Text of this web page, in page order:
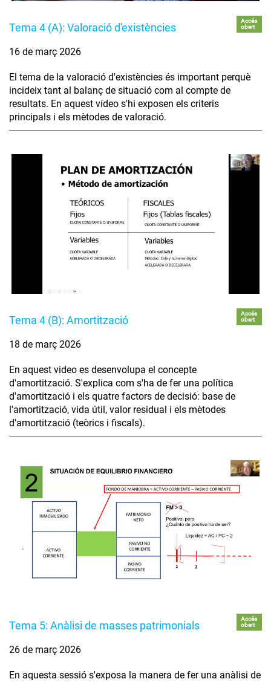
Tema 4 (A): Valoració d'existències
Accés
obert
16 de març 2026
El tema de la valoració d'existències és important perquè
incideix tant al balanç de situació com al compte de
resultats. En aquest vídeo s'hi exposen els criteris
principals i els mètodes de valoració.
Tema 4 (B): Amortització
Accés
obert
18 de març 2026
En aquest video es desenvolupa el concepte
d'amortització. S'explica com s'ha de fer una política
d'amortització i els quatre factors de decisió: base de
l'amortització, vida útil, valor residual i els mètodes
d'amortització (teòrics i fiscals).
Tema 5: Anàlisi de masses patrimonials
Accés
obert
26 de març 2026
En aquesta sessió s'exposa la manera de fer una anàlisi de